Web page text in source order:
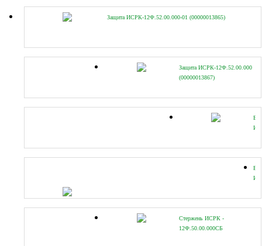
Защита ИСРК-12Ф.52.00.000-01 (00000013865)
Защита ИСРК-12Ф.52.00.000
(00000013867)
Стержень ИСРК -
12Ф.50.00.000СБ